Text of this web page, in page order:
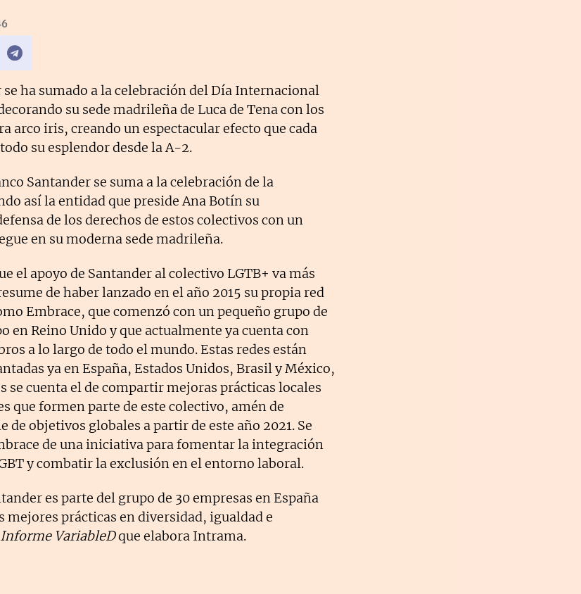
se ha sumado a la celebración del Día Internacional
su sede madrileña de Luca de Tena con los
arco iris, creando un espectacular efecto que cada
su esplendor desde la A-2.
Santander se suma a la celebración de la
así la entidad que preside Ana Botín su
de los derechos de estos colectivos con un
en su moderna sede madrileña.
el apoyo de Santander al colectivo LGTB+ va más
de haber lanzado en el año 2015 su propia red
Embrace, que comenzó con un pequeño grupo de
en Reino Unido y que actualmente ya cuenta con
a lo largo de todo el mundo. Estas redes están
ya en España, Estados Unidos, Brasil y México,
se cuenta el de compartir mejoras prácticas locales
que formen parte de este colectivo, amén de
de objetivos globales a partir de este año 2021. Se
de una iniciativa para fomentar la integración
y combatir la exclusión en el entorno laboral.
es parte del grupo de 30 empresas en España
mejores prácticas en diversidad, igualdad e
Informe VariableDque elabora Intrama.